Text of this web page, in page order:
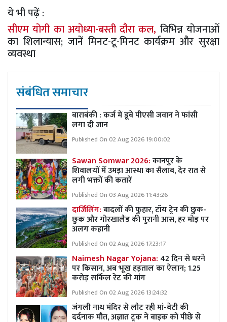
ये भी पढ़ें :
सीएम योगी का अयोध्या-बस्ती दौरा कल, विभिन्न योजनाओं
का शिलान्यास; जानें मिनट-टू-मिनट कार्यक्रम और सुरक्षा
व्यवस्था
संबंधित समाचार
बाराबंकी : कर्ज में डूबे पीएसी जवान ने फांसी
लगा दी जान
Published On 02 Aug 2026 19:00:02
Sawan Somwar 2026:कानपुर के
शिवालयों में उमड़ा आस्था का सैलाब, देर रात से
लगी भक्तों की कतारें
Published On 03 Aug 2026 11:43:26
दार्जिलिंग:बादलों की फुहार, टॉय ट्रेन की छुक-
छुक और गोरखालैंड की पुरानी आस, हर मोड़ पर
अलग कहानी
Published On 02 Aug 2026 17:23:17
Naimesh Nagar Yojana: 42 दिन से धरने
पर किसान, अब भूख हड़ताल का ऐलान; 1.25
करोड़ सर्किल रेट की मांग
Published On 02 Aug 2026 13:24:32
जंगली नाथ मंदिर से लौट रही मां-बेटी की
दर्दनाक मौत, अज्ञात ट्रक ने बाइक को पीछे से